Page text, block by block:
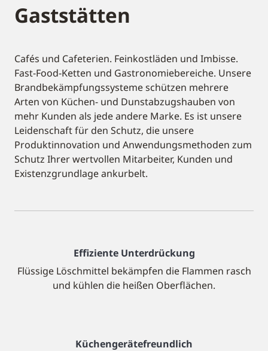
Gaststätten
Cafés und Cafeterien. Feinkostläden und Imbisse.
Fast-Food-Ketten und Gastronomiebereiche. Unsere
Brandbekämpfungssysteme schützen mehrere
Arten von Küchen- und Dunstabzugshauben von
mehr Kunden als jede andere Marke. Es ist unsere
Leidenschaft für den Schutz, die unsere
Produktinnovation und Anwendungsmethoden zum
Schutz Ihrer wertvollen Mitarbeiter, Kunden und
Existenzgrundlage ankurbelt.
Effiziente Unterdrückung
Flüssige Löschmittel bekämpfen die Flammen rasch
und kühlen die heißen Oberflächen.
Küchengerätefreundlich